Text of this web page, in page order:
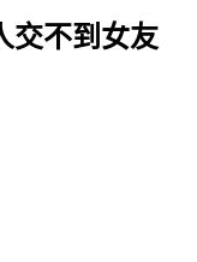
交不到女友